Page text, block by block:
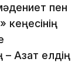
пен
кеңесінің
Азат елдің